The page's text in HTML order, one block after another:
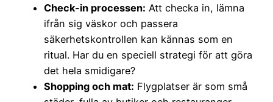
Check-in processen: Att checka in, lämna
ifrån sig väskor och passera
säkerhetskontrollen kan kännas som en
ritual. Har du en speciell strategi för att göra
det hela smidigare?
Shopping och mat: Flygplatser är som små